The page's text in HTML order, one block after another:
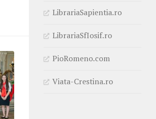
LibrariaSapientia.ro
LibrariaSfIosif.ro
PioRomeno.com
Viata-Crestina.ro